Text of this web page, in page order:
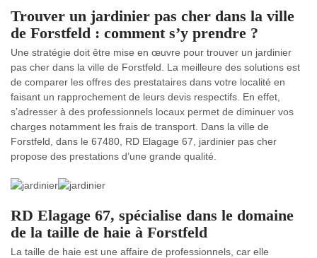
Trouver un jardinier pas cher dans la ville
de Forstfeld : comment s’y prendre ?
Une stratégie doit être mise en œuvre pour trouver un jardinier
pas cher dans la ville de Forstfeld. La meilleure des solutions est
de comparer les offres des prestataires dans votre localité en
faisant un rapprochement de leurs devis respectifs. En effet,
s’adresser à des professionnels locaux permet de diminuer vos
charges notamment les frais de transport. Dans la ville de
Forstfeld, dans le 67480, RD Elagage 67, jardinier pas cher
propose des prestations d’une grande qualité.
RD Elagage 67, spécialise dans le domaine
de la taille de haie à Forstfeld
La taille de haie est une affaire de professionnels, car elle